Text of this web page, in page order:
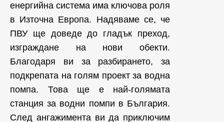
енергийна система има ключова роля
в Източна Европа. Надяваме се, че
ПВУ ще доведе до гладък преход,
изграждане на нови обекти.
Благодаря ви за разбирането, за
подкрепата на голям проект за водна
помпа. Това ще е най-голямата
станция за водни помпи в България.
След ангажимента ви да приключим